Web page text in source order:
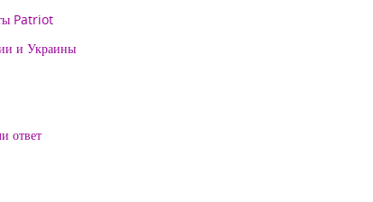
Patriot
и Украины
ответ